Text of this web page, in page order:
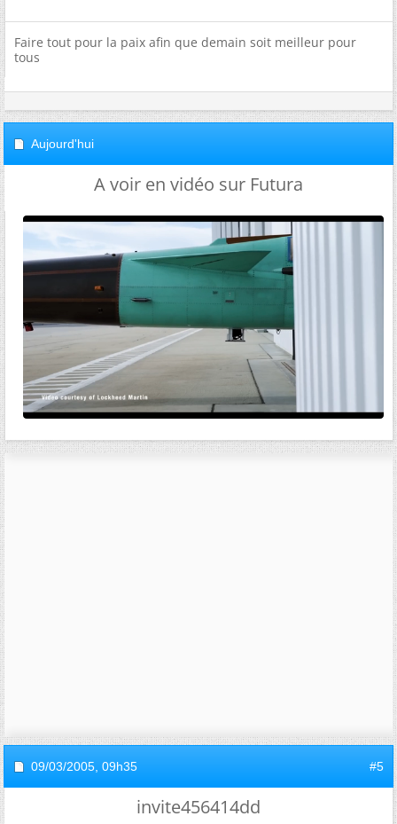
Faire tout pour la paix afin que demain soit meilleur pour
tous
Aujourd'hui
A voir en vidéo sur Futura
09/03/2005, 09h35 #5
invite456414dd